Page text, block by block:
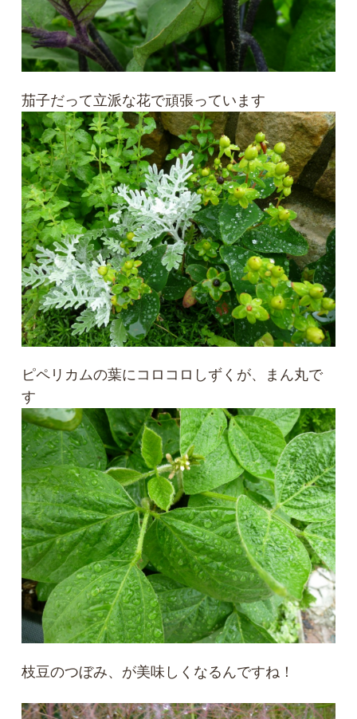
茄子だって立派な花で頑張っています
ピペリカムの葉にコロコロしずくが、まん丸で
す
枝豆のつぼみ、が美味しくなるんですね！